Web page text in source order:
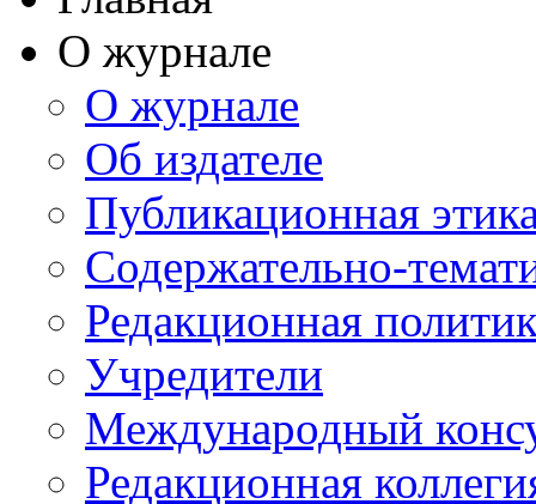
О журнале
О журнале
Об издателе
Публикационная
Содержательно-
Редакционная
Учредители
Международный
Редакционная